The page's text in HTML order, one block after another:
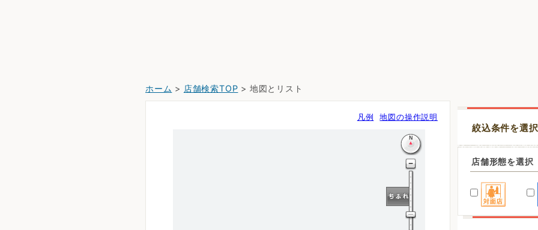
ホーム > 店舗検索TOP > 地図とリスト
凡例 地図の操作説明
絞込条件を選
店舗形態を選択